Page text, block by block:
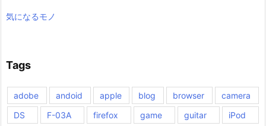
気になるモノ
Tags
adobe andoid apple blog browser
camera
DS
F-03A firefox game guitar iPod